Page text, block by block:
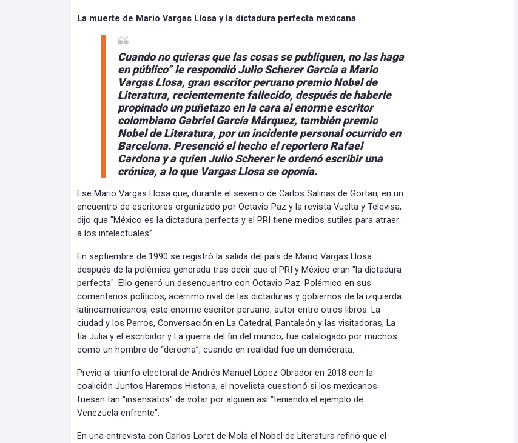
La muerte de Mario Vargas Llosa y la dictadura perfecta mexicana.
Cuando no quieras que las cosas se publiquen, no las haga
en público” le respondió Julio Scherer García a Mario
Vargas Llosa, gran escritor peruano premio Nobel de
Literatura, recientemente fallecido, después de haberle
propinado un puñetazo en la cara al enorme escritor
colombiano Gabriel García Márquez, también premio
Nobel de Literatura, por un incidente personal ocurrido en
Barcelona. Presenció el hecho el reportero Rafael
Cardona y a quien Julio Scherer le ordenó escribir una
crónica, a lo que Vargas Llosa se oponía.
Ese Mario Vargas Llosa que, durante el sexenio de Carlos Salinas de Gortari, en un
encuentro de escritores organizado por Octavio Paz y la revista Vuelta y Televisa,
dijo que "México es la dictadura perfecta y el PRI tiene medios sutiles para atraer
a los intelectuales”.
En septiembre de 1990 se registró la salida del país de Mario Vargas Llosa
después de la polémica generada tras decir que el PRI y México eran "la dictadura
perfecta". Ello generó un desencuentro con Octavio Paz. Polémico en sus
comentarios políticos, acérrimo rival de las dictaduras y gobiernos de la izquierda
latinoamericanos, este enorme escritor peruano, autor entre otros libros: La
ciudad y los Perros, Conversación en La Catedral, Pantaleón y las visitadoras, La
tía Julia y el escribidor y La guerra del fin del mundo; fue catalogado por muchos
como un hombre de “derecha”, cuando en realidad fue un demócrata.
Previo al triunfo electoral de Andrés Manuel López Obrador en 2018 con la
coalición Juntos Haremos Historia, el novelista cuestionó si los mexicanos
fuesen tan "insensatos" de votar por alguien así "teniendo el ejemplo de
Venezuela enfrente".
En una entrevista con Carlos Loret de Mola el Nobel de Literatura refirió que el